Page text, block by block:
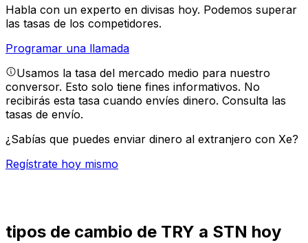
Habla con un experto en divisas hoy. Podemos superar
las tasas de los competidores.
Programar una llamada
Usamos la tasa del mercado medio para nuestro
conversor. Esto solo tiene fines informativos. No
recibirás esta tasa cuando envíes dinero. Consulta las
tasas de envío.
¿Sabías que puedes enviar dinero al extranjero con Xe?
Regístrate hoy mismo
tipos de cambio de TRY a STN hoy